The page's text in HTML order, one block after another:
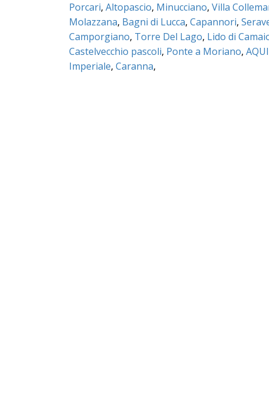
Porcari, Altopascio, Minucciano, Villa
Molazzana, Bagni di Lucca, Capannori,
Camporgiano, Torre Del Lago, Lido di
Castelvecchio pascoli, Ponte a Moriano,
Imperiale, Caranna,